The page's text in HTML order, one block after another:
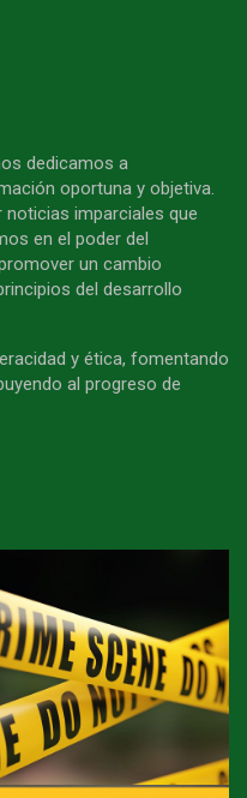
dedicamos a
oportuna y objetiva.
imparciales que
en el poder del
un cambio
del desarrollo
y ética, fomentando
al progreso de